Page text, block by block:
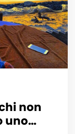
non
uno…